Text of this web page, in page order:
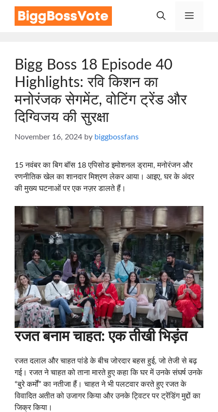
Menu
Bigg Boss 18 Episode 40
Highlights: रवि किशन का
मनोरंजक सेगमेंट, वोटिंग ट्रेंड और
दिग्विजय की सुरक्षा
November 16, 2024 by biggbossfans
15 नवंबर का बिग बॉस 18 एपिसोड इमोशनल ड्रामा, मनोरंजन और
रणनीतिक खेल का शानदार मिश्रण लेकर आया। आइए, घर के अंदर
की मुख्य घटनाओं पर एक नज़र डालते हैं।
रजत बनाम चाहत: एक तीखी भिड़ंत
रजत दलाल और चाहत पांडे के बीच जोरदार बहस हुई, जो तेजी से बढ़
गई। रजत ने चाहत को ताना मारते हुए कहा कि घर में उनके संघर्ष उनके
“बुरे कर्मों” का नतीजा हैं। चाहत ने भी पलटवार करते हुए रजत के
विवादित अतीत को उजागर किया और उनके ट्विटर पर ट्रेंडिंग मुद्दों का
जिक्र किया।